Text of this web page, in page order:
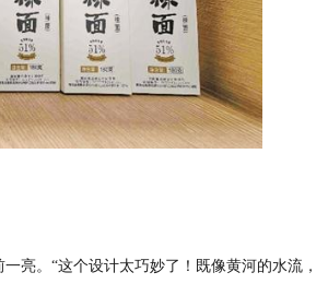
。“这个设计太巧妙了！既像黄河的水流，